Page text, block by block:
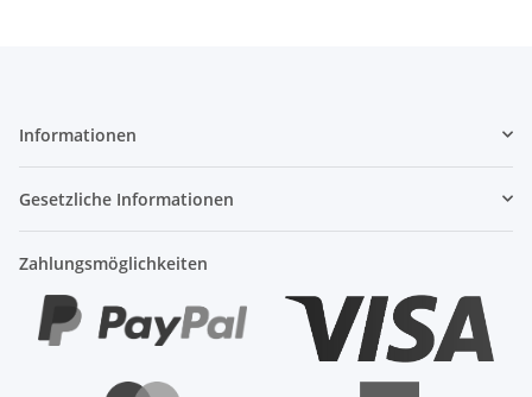
Informationen
Gesetzliche Informationen
Zahlungsmöglichkeiten